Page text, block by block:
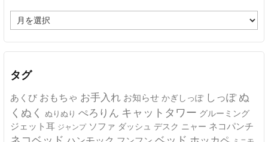
ー
カ
イ
タグ
あくび おもちゃ お手入れ お知らせ かぎしっぽ しっぽ ぬ
くぬく ぬりぬり ぺろりん キャットタワー グルーミング
ジェット耳 ジャンプ ソファ ダッシュ デスク ニャー ネコパンチ